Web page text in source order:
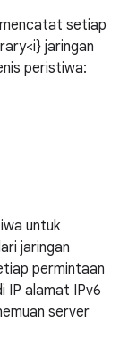
setiap
jaringan
peristiwa:
untuk
jaringan
permintaan
IP alamat IPv6
server